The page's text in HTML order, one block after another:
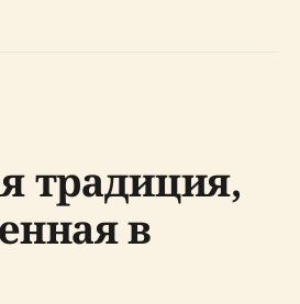
традиция,
в